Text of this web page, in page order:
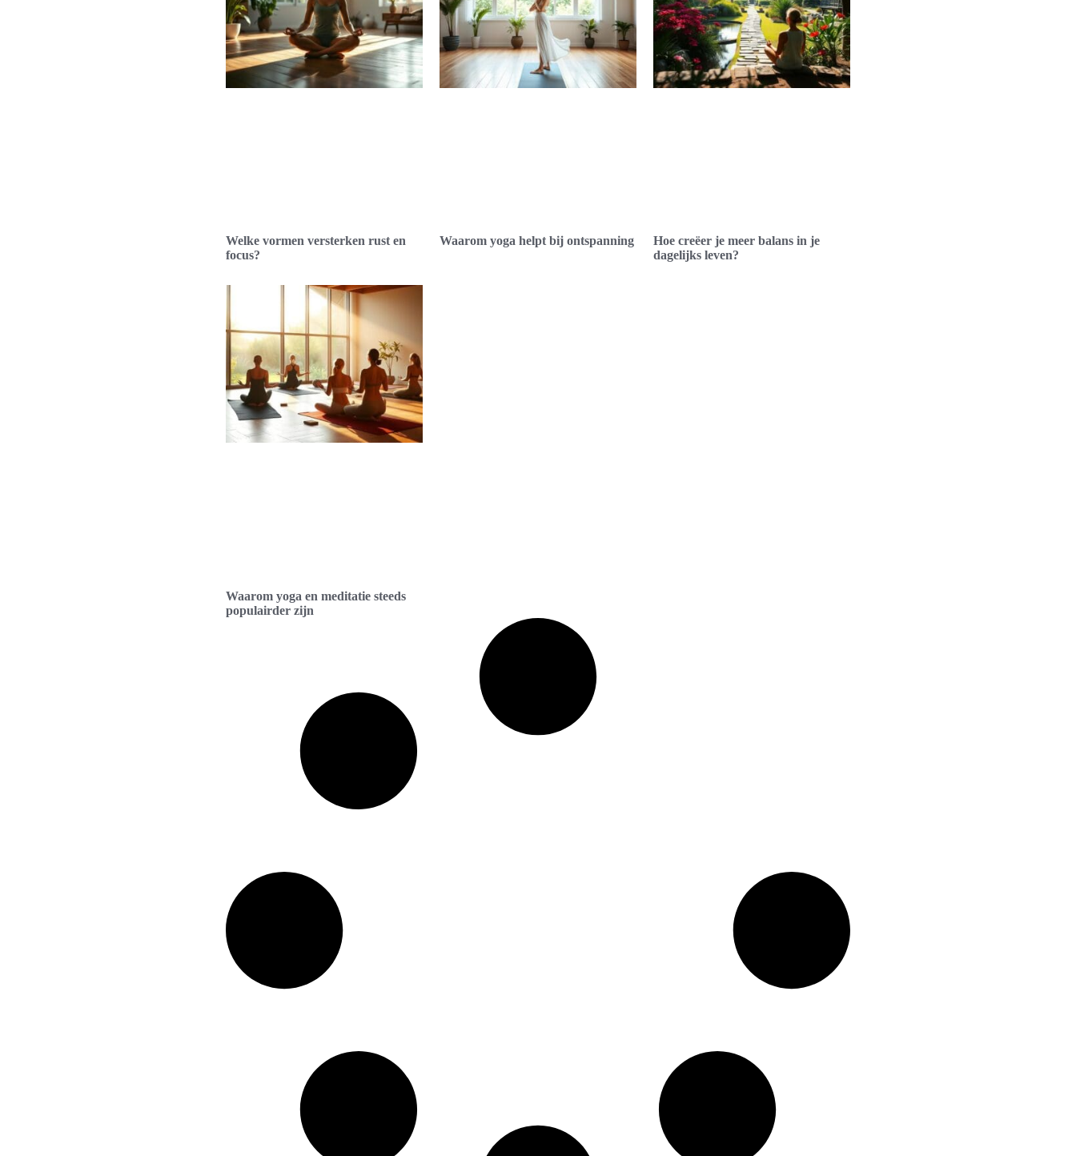
Welke vormen versterken rust en
focus?
Waarom yoga helpt bij ontspanning
Hoe creëer je meer balans in je
dagelijks leven?
Waarom yoga en meditatie steeds
populairder zijn